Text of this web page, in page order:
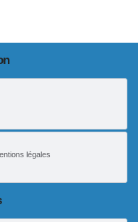
légales